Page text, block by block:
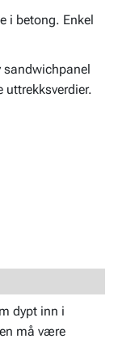
i betong. Enkel
sandwichpanel
uttrekksverdier.
dypt inn i
må være